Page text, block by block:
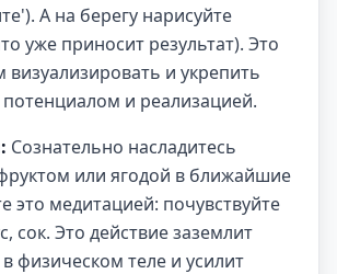
А на берегу нарисуйте
уже приносит результат). Это
и укрепить
и реализацией.
Сознательно насладитесь
или ягодой в ближайшие
это медитацией: почувствуйте
сок. Это действие заземлит
физическом теле и усилит